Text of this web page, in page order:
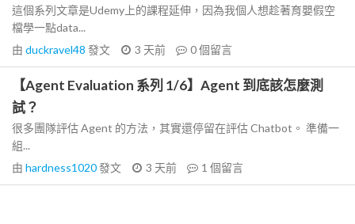
這個系列文章是Udemy上的課程延伸，因為我個人想趁著育嬰假空
檔學一點data...
由 duckravel48 發文 3 天前 0個留言
【Agent Evaluation 系列 1/6】Agent 到底該怎麼測
試？
很多團隊評估 Agent 的方法，其實還停留在評估 Chatbot。 準備一
組...
由 hardness1020發文 3 天前 1 個留言